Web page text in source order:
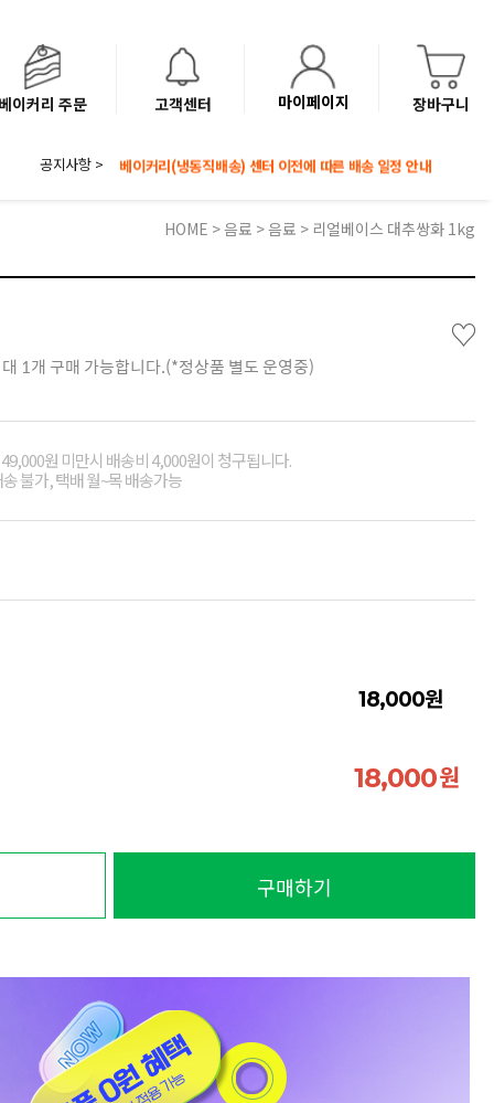
이커리 주문 고객센터 마이페이지 장바구니
공지사항 >
8월 광복절 배송안내
HOME >음료 >음료 > 리얼베이스 대추쌍화 1kg
♡
1개 구매 가능합니다.(*정상품 별도 운영중)
원 미만시 배송비 4,000원이 청구됩니다.
불가, 택배 월~목 배송가능
18,000원
18,000원
구매하기